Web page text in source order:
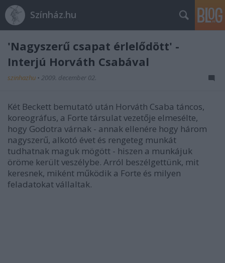
Színház.hu
'Nagyszerű csapat érlelődött' -
Interjú Horváth Csabával
szinhazhu • 2009. december 02.
Két Beckett bemutató után Horváth Csaba táncos,
koreográfus, a Forte társulat vezetője elmesélte,
hogy Godotra várnak - annak ellenére hogy három
nagyszerű, alkotó évet és rengeteg munkát
tudhatnak maguk mögött - hiszen a munkájuk
öröme került veszélybe. Arról beszélgettünk, mit
keresnek, miként működik a Forte és milyen
feladatokat vállaltak.